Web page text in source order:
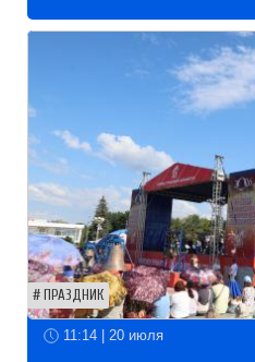
ПРАЗДНИК
11:14 | 20 июля